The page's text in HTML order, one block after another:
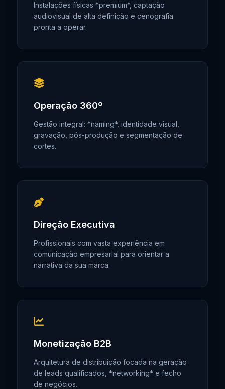
Instalações físicas *premium*, captação
audiovisual de alta definição e cenografia
pronta a operar.
Operação 360º
Gestão integral: *naming*, identidade visual,
gravação, pós-produção e segmentação de
cortes.
Direção Executiva
Profissionais com vasta experiência em
comunicação empresarial para orientar a
narrativa da sua marca.
Monetização B2B
Arquitetura de distribuição focada na geração
de leads qualificados, *networking* e fecho
de negócios.